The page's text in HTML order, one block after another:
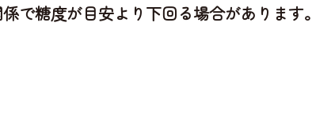
で糖度が目安より下回る場合があります。